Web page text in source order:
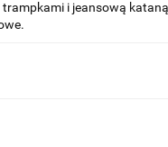
i jeansową